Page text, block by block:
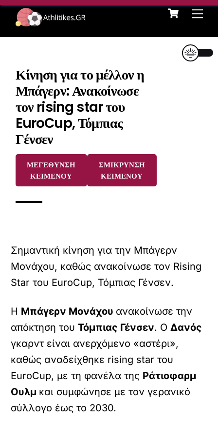
Skip
content
Cart
Κίνηση για το μέλλον η
Μπάγερν: Ανακοίνωσε
τον rising star του
EuroCup, Τόμπιας
Γένσεν
ΜΕΓΕΘΥΝΣΗ
ΚΕΙΜΕΝΟΥ
ΣΜΙΚΡΥΝΣΗ
ΚΕΙΜΕΝΟΥ
Σημαντική κίνηση για την Μπάγερν
Μονάχου, καθώς ανακοίνωσε τον Rising
Star του EuroCup, Τόμπιας Γένσεν.
Η Μπάγερν Μονάχου ανακοίνωσε την
απόκτηση τουΤόμπιας Γένσεν. ΟΔανός
γκαρντ είναι ανερχόμενο «αστέρι»,
καθώς αναδείχθηκε rising star του
EuroCup, με τη φανέλα της Ράτιοφαρμ
Ουλμ και συμφώνησε με τον γερανικό
σύλλογο έως το 2030.